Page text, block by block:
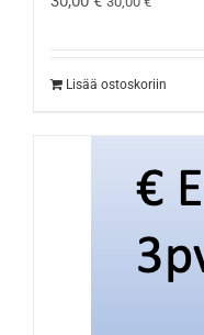
Lisää ostoskoriin